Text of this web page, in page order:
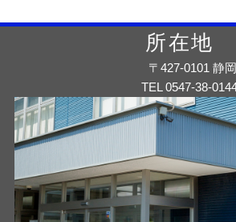
所在地
〒427-0101 静
TEL 0547-38-